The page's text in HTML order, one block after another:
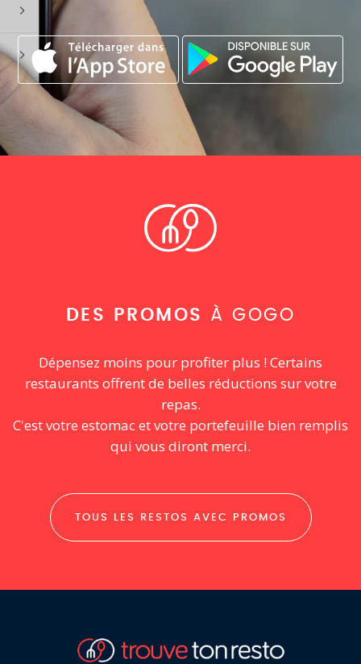
DES PROMOS À GOGO
Dépensez moins pour profiter plus ! Certains
restaurants offrent de belles réductions sur votre
repas.
C'est votre estomac et votre portefeuille bien remplis
qui vous diront merci.
TOUS LES RESTOS AVEC PROMOS